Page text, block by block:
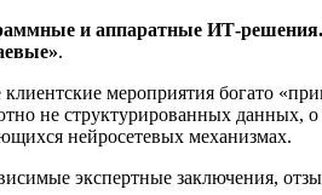
и аппаратные ИТ-
.
мероприятия богато
не структурированных данных,
нейросетевых механизмах.
экспертные заключения,